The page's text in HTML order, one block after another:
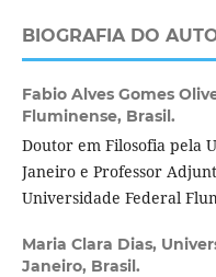
BIOGRAFIA DO
Fabio Alves Gomes
Fluminense, Brasil.
Doutor em Filosofia pela
Janeiro e Professor
Universidade Federal
Maria Clara Dias,
Janeiro, Brasil.